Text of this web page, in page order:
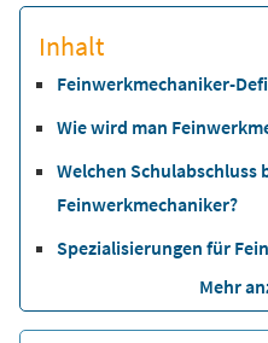
Inhalt
Feinwerkmechaniker-
Wie wird man
Welchen Schulabschluss
Feinwerkmechaniker?
Spezialisierungen für
Mehr